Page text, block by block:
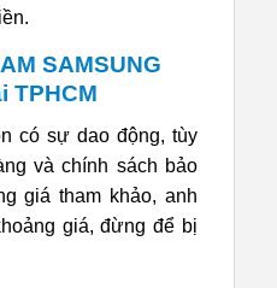
SAMSUNG
TPHCM
có sự dao động, tùy
và chính sách bảo
giá tham khảo, anh
giá, đừng để bị